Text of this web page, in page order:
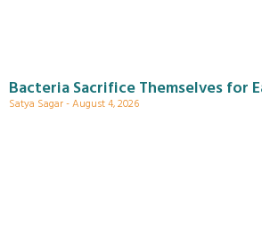
Bacteria Sacrifice Themselves for
Satya Sagar August 4, 2026